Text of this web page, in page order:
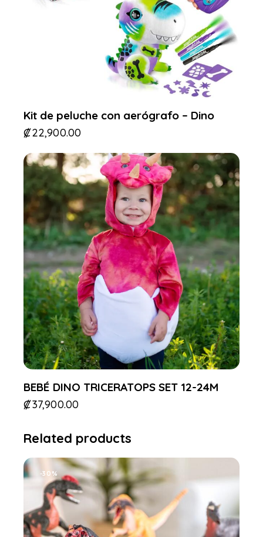
Kit de peluche con aerógrafo – Dino
₡22,900.00
BEBÉ DINO TRICERATOPS SET 12-24M
₡37,900.00
Related products
-30%